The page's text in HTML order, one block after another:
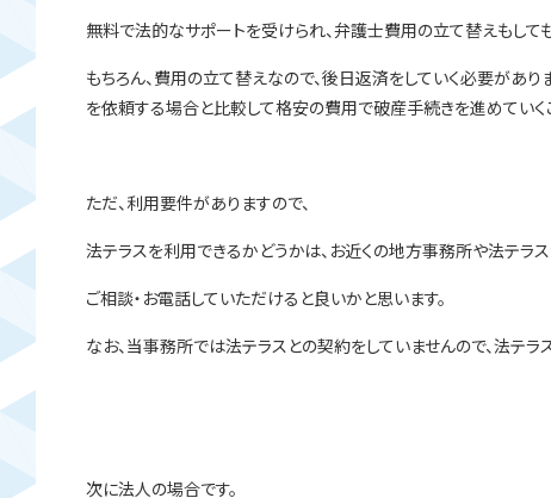
無料で法的なサポートを受けられ、弁護士費用の立て替えもしても
もちろん、費用の立て替えなので、後日返済をしていく必要があ
を依頼する場合と比較して格安の費用で破産手続きを進めていく
ただ、利用要件がありますので、
法テラスを利用できるかどうかは、お近くの地方事務所や法テラ
ご相談・お電話していただけると良いかと思います。
なお、当事務所では法テラスとの契約をしていませんので、法テラ
次に法人の場合です。